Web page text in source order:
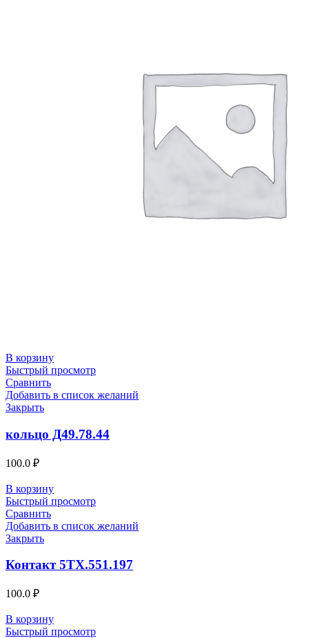
В корзину
Быстрый просмотр
Сравнить
Добавить в список желаний
Закрыть
кольцо Д49.78.44
100.0 ₽
В корзину
Быстрый просмотр
Сравнить
Добавить в список желаний
Закрыть
Контакт 5ТХ.551.197
100.0 ₽
В корзину
Быстрый просмотр